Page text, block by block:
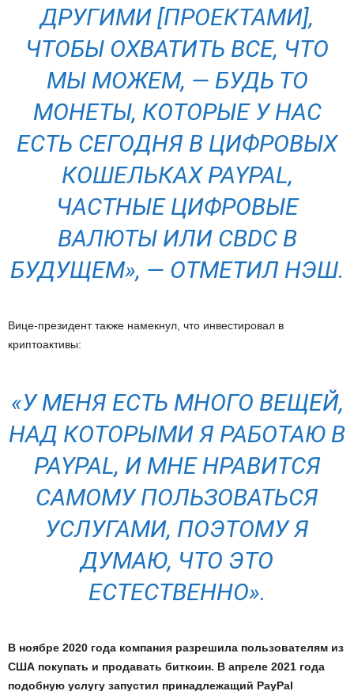
ДРУГИМИ [ПРОЕКТАМИ],
ЧТОБЫ ОХВАТИТЬ ВСЕ, ЧТО
МЫ МОЖЕМ, — БУДЬ ТО
МОНЕТЫ, КОТОРЫЕ У НАС
ЕСТЬ СЕГОДНЯ В ЦИФРОВЫХ
КОШЕЛЬКАХ PAYPAL,
ЧАСТНЫЕ ЦИФРОВЫЕ
ВАЛЮТЫ ИЛИ CBDCВ
БУДУЩЕМ», — ОТМЕТИЛ НЭШ.
Вице-президент также намекнул, что инвестировал в
криптоактивы:
«У МЕНЯ ЕСТЬ МНОГО ВЕЩЕЙ,
НАД КОТОРЫМИ Я РАБОТАЮ В
PAYPAL, И МНЕ НРАВИТСЯ
САМОМУ ПОЛЬЗОВАТЬСЯ
УСЛУГАМИ, ПОЭТОМУ Я
ДУМАЮ, ЧТО ЭТО
ЕСТЕСТВЕННО».
В ноябре 2020 года компания разрешила пользователям из
США покупать и продавать биткоин. В апреле 2021 года
подобную услугу запустил принадлежащий PayPal